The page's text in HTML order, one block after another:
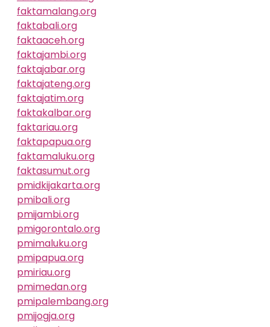
faktamalang.org
faktabali.org
faktaaceh.org
faktajambi.org
faktajabar.org
faktajateng.org
faktajatim.org
faktakalbar.org
faktariau.org
faktapapua.org
faktamaluku.org
faktasumut.org
pmidkijakarta.org
pmibali.org
pmijambi.org
pmigorontalo.org
pmimaluku.org
pmipapua.org
pmiriau.org
pmimedan.org
pmipalembang.org
pmijogja.org